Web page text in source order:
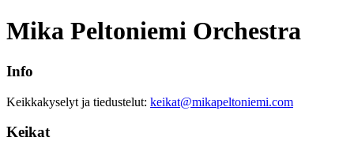
Mika Peltoniemi Orchestra
Info
Keikkakyselyt ja tiedustelut: keikat@mikapeltoniemi.com
Keikat